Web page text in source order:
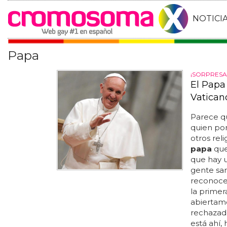
Papa
El
Parece
quien
otros
papa
que hay
gente
la
está ahí,